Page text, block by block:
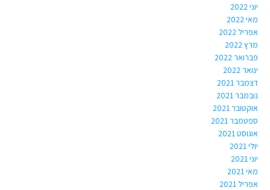
יוני 2022
מאי 2022
אפריל 2022
מרץ 2022
פברואר 2022
ינואר 2022
דצמבר 2021
נובמבר 2021
אוקטובר 2021
ספטמבר 2021
אוגוסט 2021
יולי 2021
יוני 2021
מאי 2021
אפריל 2021